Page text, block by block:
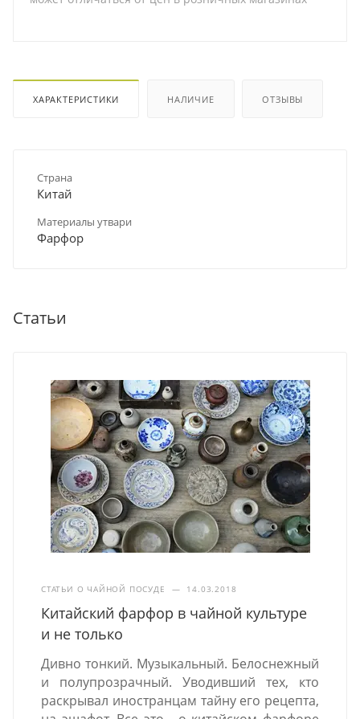
ХАРАКТЕРИСТИКИ НАЛИЧИЕ ОТЗЫВЫ
Страна
Китай
Материалы утвари
Фарфор
Статьи
СТАТЬИ О ЧАЙНОЙ ПОСУДЕ — 14.03.2018
Китайский фарфор в чайной культуре
и не только
Дивно тонкий. Музыкальный. Белоснежный
и полупрозрачный. Уводивший тех, кто
раскрывал иностранцам тайну его рецепта,